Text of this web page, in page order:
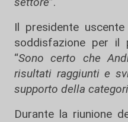
Il presidente
soddisfazione per il
“Sono certo che
risultati raggiunti e
supporto della
Durante la riunione